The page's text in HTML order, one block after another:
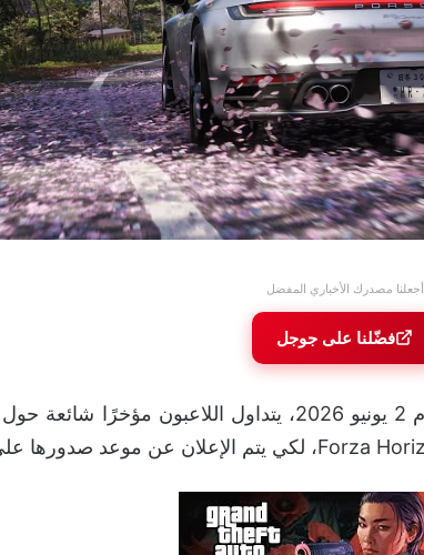
أجعلنا مصدرك الأخباري المفضل
فضّلنا على جوجل
يوم 2 يونيو 2026، يتداول اللاعبون مؤخرًا